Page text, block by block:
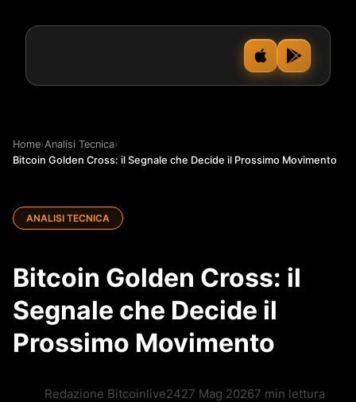
Home›Analisi Tecnica›
Bitcoin Golden Cross: il Segnale che Decide il Prossimo Movimento
ANALISI TECNICA
Bitcoin Golden Cross: il
Segnale che Decide il
Prossimo Movimento
Redazione Bitcoinlive2427 Mag 20267 min lettura